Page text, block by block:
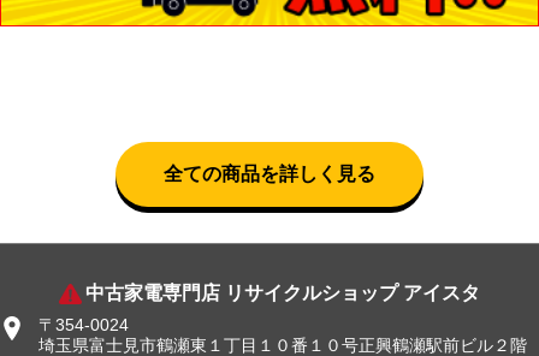
全ての商品を詳しく見る
中古家電専門店 リサイクルショップ アイスタ
〒354-0024
埼玉県富士見市鶴瀬東１丁目１０番１０号正興鶴瀬駅前ビル２階